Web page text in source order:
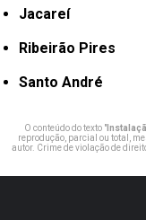
Jacareí
Ribeirão Pires
Santo André
O conteúdo do texto "
reprodução, parcial ou total,
autor. Crime de violação de